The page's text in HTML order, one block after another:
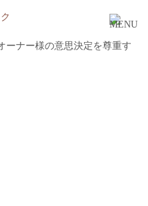
ーナー様の意思決定を尊重す